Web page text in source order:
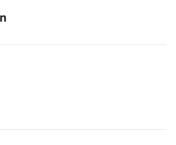
RENT-TermsConditions-
eigene Haftpflicht-, Kollisions-
Roadsurfer gilt subsidiär und ergänzt